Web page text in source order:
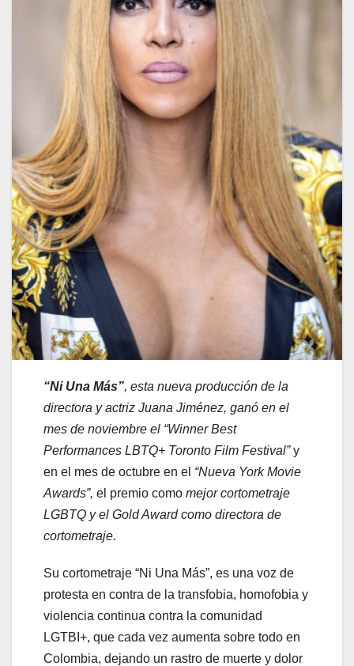
“Ni Una Más”, esta nueva producción de la
directora y actriz Juana Jiménez, ganó en el
mes de noviembre el “Winner Best
Performances LBTQ+ Toronto Film Festival”y
en el mes de octubre en el “Nueva York Movie
Awards”, el premio como mejor cortometraje
LGBTQ y el Gold Award como directora de
cortometraje.
Su cortometraje “Ni Una Más”, es una voz de
protesta en contra de la transfobia, homofobia y
violencia continua contra la comunidad
LGTBI+, que cada vez aumenta sobre todo en
Colombia, dejando un rastro de muerte y dolor